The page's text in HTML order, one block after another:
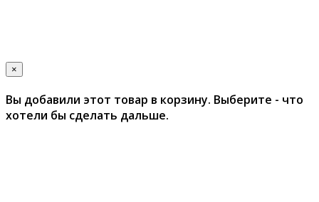
×
Вы добавили этот товар в корзину. Выберите - что
хотели бы сделать дальше.